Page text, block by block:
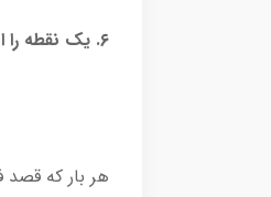
۶. یک نقطه را انتخاب کنید
هر بار که